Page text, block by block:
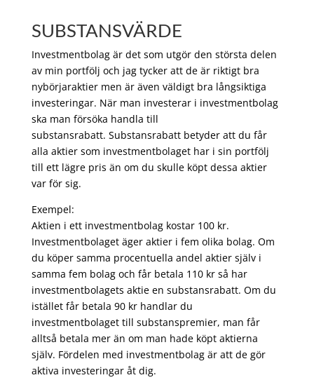
SUBSTANSVÄRDE
Investmentbolag är det som utgör den största delen
av min portfölj och jag tycker att de är riktigt bra
nybörjaraktier men är även väldigt bra långsiktiga
investeringar. När man investerar i investmentbolag
ska man försöka handla till
substansrabatt. Substansrabatt betyder att du får
alla aktier som investmentbolaget har i sin portfölj
till ett lägre pris än om du skulle köpt dessa aktier
var för sig.
Exempel:
Aktien i ett investmentbolag kostar 100 kr.
Investmentbolaget äger aktier i fem olika bolag. Om
du köper samma procentuella andel aktier själv i
samma fem bolag och får betala 110 kr så har
investmentbolagets aktie en substansrabatt. Om du
istället får betala 90 kr handlar du
investmentbolaget till substanspremier, man får
alltså betala mer än om man hade köpt aktierna
själv. Fördelen med investmentbolag är att de gör
aktiva investeringar åt dig.